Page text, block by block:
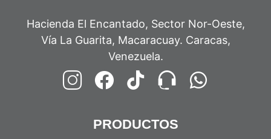
Hacienda El Encantado, Sector Nor-Oeste,
Vía La Guarita, Macaracuay. Caracas,
Venezuela.
PRODUCTOS